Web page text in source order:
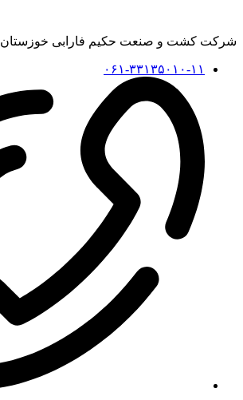
شرکت کشت و صنعت حکیم فارابی خوزستان
۰۶۱-۳۳۱۳۵۰۱۰-۱۱